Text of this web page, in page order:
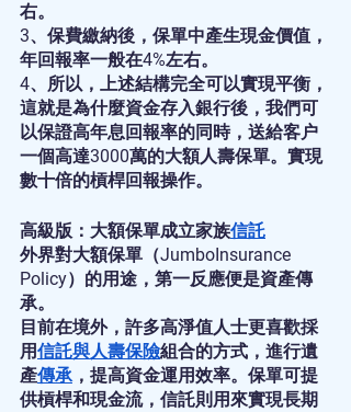
右。
3、保費繳納後，保單中產生現金價值，
年回報率一般在4%左右。
4、所以，上述結構完全可以實現平衡，
這就是為什麼資金存入銀行後，我們可
以保證高年息回報率的同時，送給客户
一個高達3000萬的大額人壽保單。實現
數十倍的槓桿回報操作。
高級版：大額保單成立家族信託
外界對大額保單（JumboInsurance
Policy）的用途，第一反應便是資產傳
承。
目前在境外，許多高淨值人士更喜歡採
用信託與人壽保險組合的方式，進行遺
產傳承，提高資金運用效率。保單可提
供槓桿和現金流，信託則用來實現長期